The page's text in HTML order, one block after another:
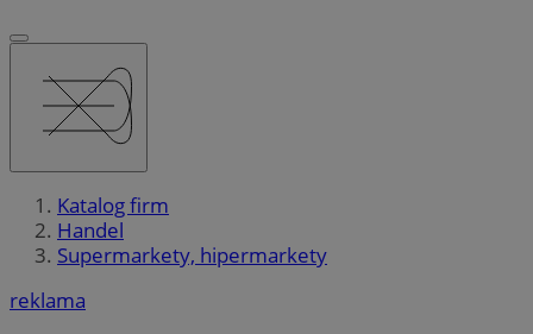
Katalog firm
Handel
Supermarkety, hipermarkety
reklama